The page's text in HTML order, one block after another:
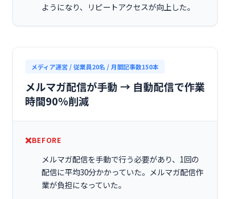
ようになり、リピートアクセスが向上した。
メディア運営 / 従業員20名 / 月間記事数150本
メルマガ配信が手動 → 自動配信で作業
時間90%削減
BEFORE
メルマガ配信を手動で行う必要があり、1回の
配信に平均30分かかっていた。メルマガ配信作
業が負担になっていた。